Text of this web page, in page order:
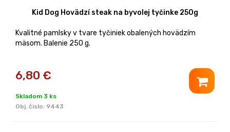
Kid Dog Hovädzí steak na byvolej tyčinke 250g
Kvalitné pamlsky v tvare tyčiniek obalených hovädzím
mäsom. Balenie 250 g.
6,80 €
Skladom 3 ks
Obj. čislo: 9443